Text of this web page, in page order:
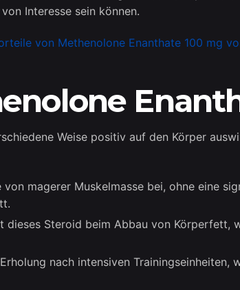
Interesse sein können.
von Methenolone Enanthate 100 mg
Weise positiv auf den Körper
magerer Muskelmasse bei, ohne eine
dieses Steroid beim Abbau von Körperfett,
nach intensiven Trainingseinheiten,